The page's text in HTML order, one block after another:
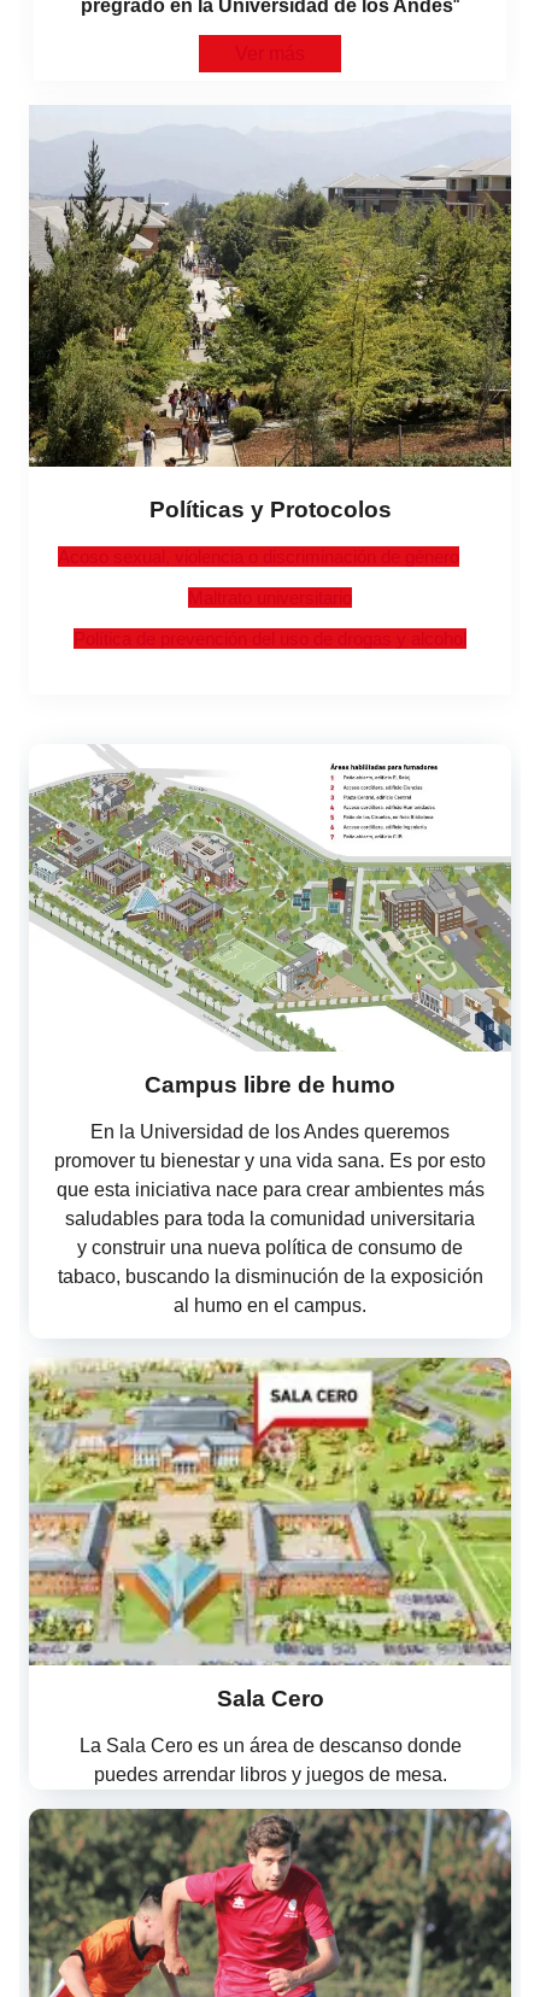
pregrado en la Universidad de los Andes“
Políticas y Protocolos
Campus libre de humo
En la Universidad de los Andes queremos
promover tu bienestar y una vida sana. Es por esto
que esta iniciativa nace para crear ambientes más
saludables para toda la comunidad universitaria
y construir una nueva política de consumo de
tabaco, buscando la disminución de la exposición
al humo en el campus.
Sala Cero
La Sala Cero es un área de descanso donde
puedes arrendar libros y juegos de mesa.